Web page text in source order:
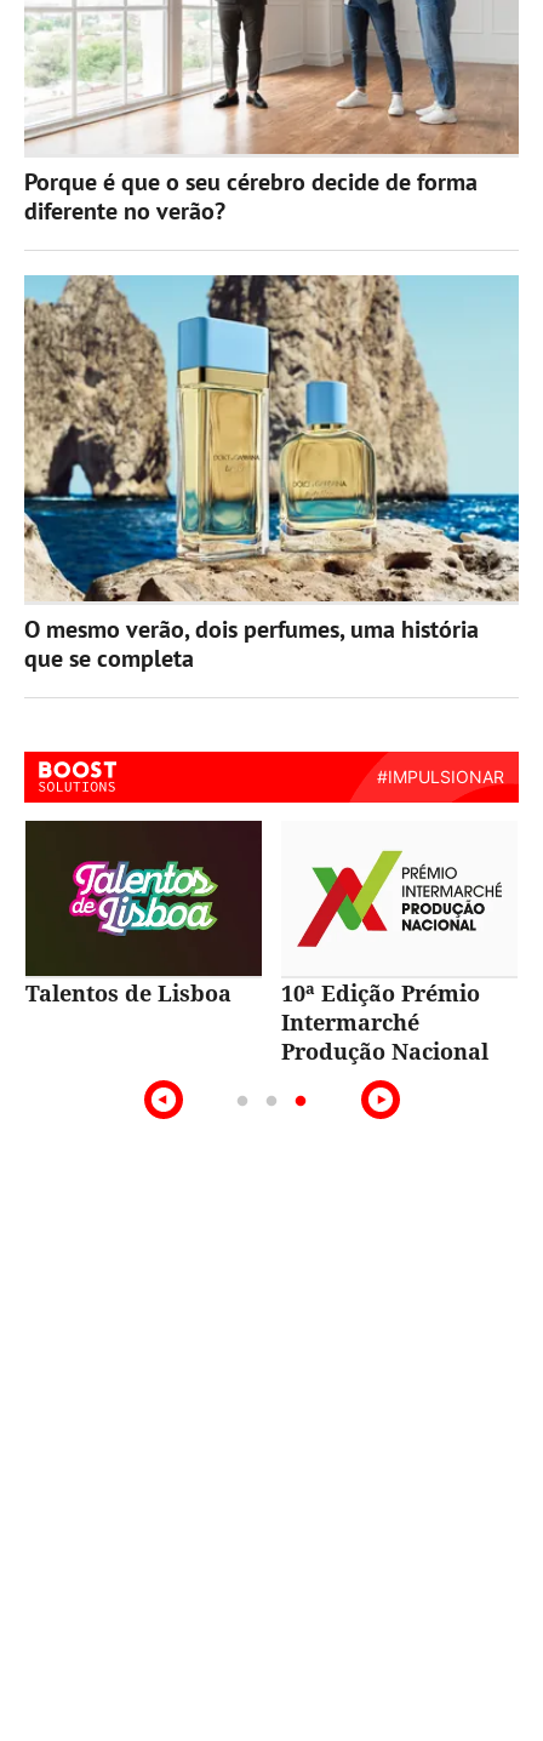
Porque é que o seu cérebro decide de forma
diferente no verão?
O mesmo verão, dois perfumes, uma história
que se completa
Talentos de Lisboa
10ª Edição Prémio
Intermarché
Produção Nacional